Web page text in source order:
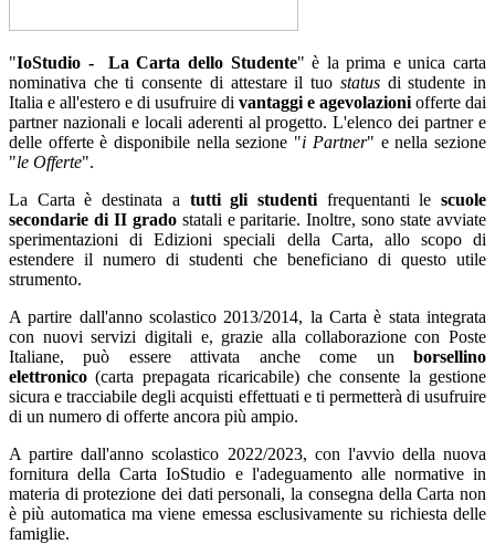
"IoStudio - La Carta dello Studente" è la prima e unica carta
nominativa che ti consente di attestare il tuo status di studente in
Italia e all'estero e di usufruire di vantaggi e agevolazioni offerte dai
partner nazionali e locali aderenti al progetto. L'elenco dei partner e
delle offerte è disponibile nella sezione "i Partner" e nella sezione
"le Offerte".
La Carta è destinata a tutti gli studenti frequentanti le scuole
secondarie di II grado statali e paritarie. Inoltre, sono state avviate
sperimentazioni di Edizioni speciali della Carta, allo scopo di
estendere il numero di studenti che beneficiano di questo utile
strumento.
A partire dall'anno scolastico 2013/2014, la Carta è stata integrata
con nuovi servizi digitali e, grazie alla collaborazione con Poste
Italiane, può essere attivata anche come un
borsellino
elettronico (carta prepagata ricaricabile) che consente la gestione
sicura e tracciabile degli acquisti effettuati e ti permetterà di usufruire
di un numero di offerte ancora più ampio.
A partire dall'anno scolastico 2022/2023, con l'avvio della nuova
fornitura della Carta IoStudio e l'adeguamento alle normative in
materia di protezione dei dati personali, la consegna della Carta non
è più automatica ma viene emessa esclusivamente su richiesta delle
famiglie.